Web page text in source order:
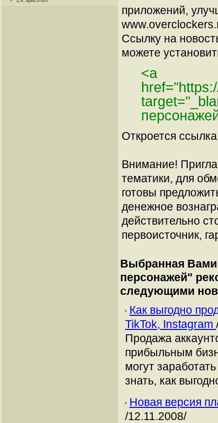
приложений,
Ссылку на
можете
<a
Откроется
Внимание!
тематики, для
готовы
денежное
действительно
первоисточник,
Выбранная Вами
персонажей"
следующими
Как выгодно
TikTok, Instagram
Продажа
прибыльным
могут
знать, как
Новая версия
/12.11.2008/